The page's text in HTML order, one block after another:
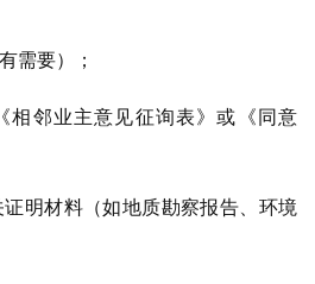
需要）；
相邻业主意见征询表》或《同意
明材料（如地质勘察报告、环境